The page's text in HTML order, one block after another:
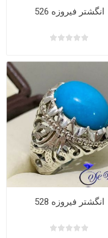
انگشتر فیروزه 526
انگشتر فیروزه 528